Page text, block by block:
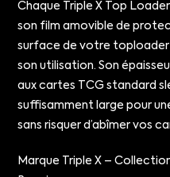
Chaque Triple X Top
son film amovible de
surface de votre toploader
son utilisation. Son
aux cartes TCG standard
suffisamment large pour
sans risquer d’abîmer vos
Marque Triple X –